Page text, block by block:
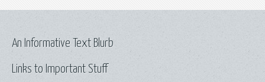
Links to Important Stuff
An Informative Text Blurb